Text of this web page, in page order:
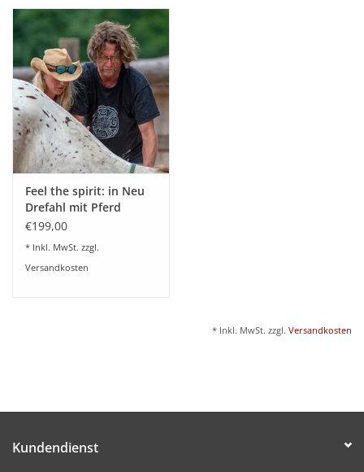
Feel the spirit: in Neu
Drefahl mit Pferd
€199,00
* Inkl. MwSt. zzgl.
Versandkosten
* Inkl. MwSt. zzgl. Versandkosten
Kundendienst